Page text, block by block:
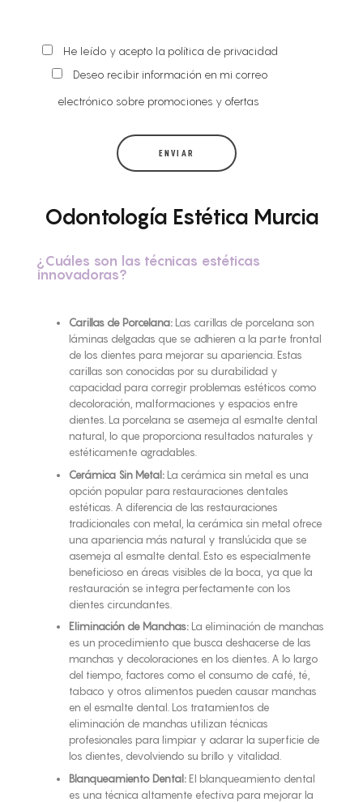
He leído y acepto la política de privacidad
Deseo recibir información en mi correo
electrónico sobre promociones y ofertas
Odontología Estética Murcia
¿Cuáles son las técnicas estéticas
innovadoras?
Carillas de Porcelana: Las carillas de porcelana son
láminas delgadas que se adhieren a la parte frontal
de los dientes para mejorar su apariencia. Estas
carillas son conocidas por su durabilidad y
capacidad para corregir problemas estéticos como
decoloración, malformaciones y espacios entre
dientes. La porcelana se asemeja al esmalte dental
natural, lo que proporciona resultados naturales y
estéticamente agradables.
Cerámica Sin Metal: La cerámica sin metal es una
opción popular para restauraciones dentales
estéticas. A diferencia de las restauraciones
tradicionales con metal, la cerámica sin metal ofrece
una apariencia más natural y translúcida que se
asemeja al esmalte dental. Esto es especialmente
beneficioso en áreas visibles de la boca, ya que la
restauración se integra perfectamente con los
dientes circundantes.
Eliminación de Manchas: La eliminación de manchas
es un procedimiento que busca deshacerse de las
manchas y decoloraciones en los dientes. A lo largo
del tiempo, factores como el consumo de café, té,
tabaco y otros alimentos pueden causar manchas
en el esmalte dental. Los tratamientos de
eliminación de manchas utilizan técnicas
profesionales para limpiar y aclarar la superficie de
los dientes, devolviendo su brillo y vitalidad.
Blanqueamiento Dental: El blanqueamiento dental
es una técnica altamente efectiva para mejorar la